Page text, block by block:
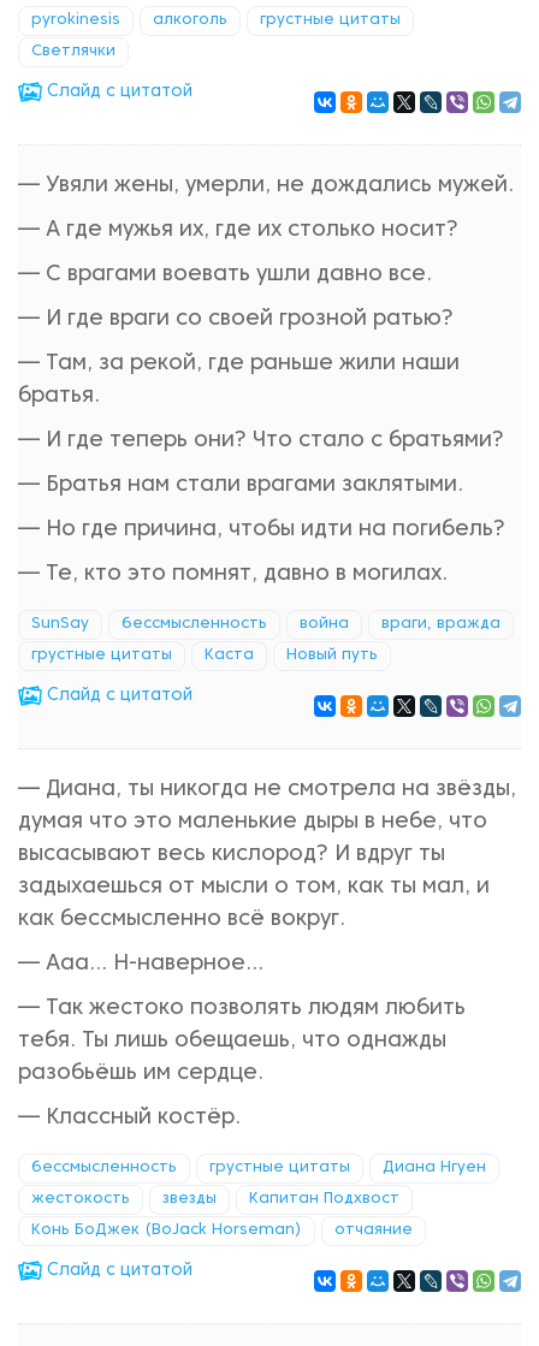
pyrokinesis алкоголь грустные цитаты
Светлячки
Cлайд с цитатой
— Увяли жены, умерли, не дождались мужей.
— А где мужья их, где их столько носит?
— С врагами воевать ушли давно все.
— И где враги со своей грозной ратью?
— Там, за рекой, где раньше жили наши
братья.
— И где теперь они? Что стало с братьями?
— Братья нам стали врагами заклятыми.
— Но где причина, чтобы идти на погибель?
— Те, кто это помнят, давно в могилах.
SunSay бессмысленность война враги, вражда
грустные цитаты Каста Новый путь
Cлайд с цитатой
— Диана, ты никогда не смотрела на звёзды,
думая что это маленькие дыры в небе, что
высасывают весь кислород? И вдруг ты
задыхаешься от мысли о том, как ты мал, и
как бессмысленно всё вокруг.
— Ааа... Н-наверное...
— Так жестоко позволять людям любить
тебя. Ты лишь обещаешь, что однажды
разобьёшь им сердце.
— Классный костёр.
бессмысленность грустные цитаты Диана Нгуен
жестокость звезды Капитан Подхвост
Конь БоДжек (BoJack Horseman) отчаяние
Cлайд с цитатой